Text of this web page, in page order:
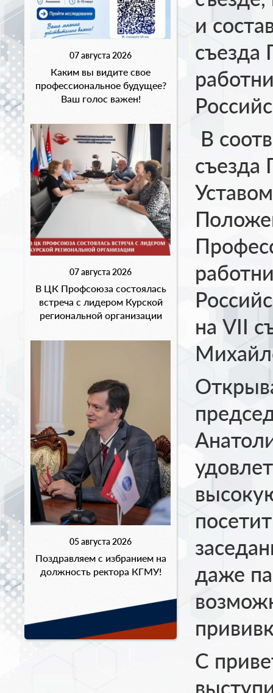
07 августа 2026
Каким вы видите свое
профессиональное будущее?
Ваш голос важен!
07 августа 2026
В ЦК Профсоюза состоялась
встреча с лидером Курской
региональной организации
05 августа 2026
Поздравляем с избранием на
должность ректора КГМУ!
и
съезда
В
съезда
на VII
даже
С